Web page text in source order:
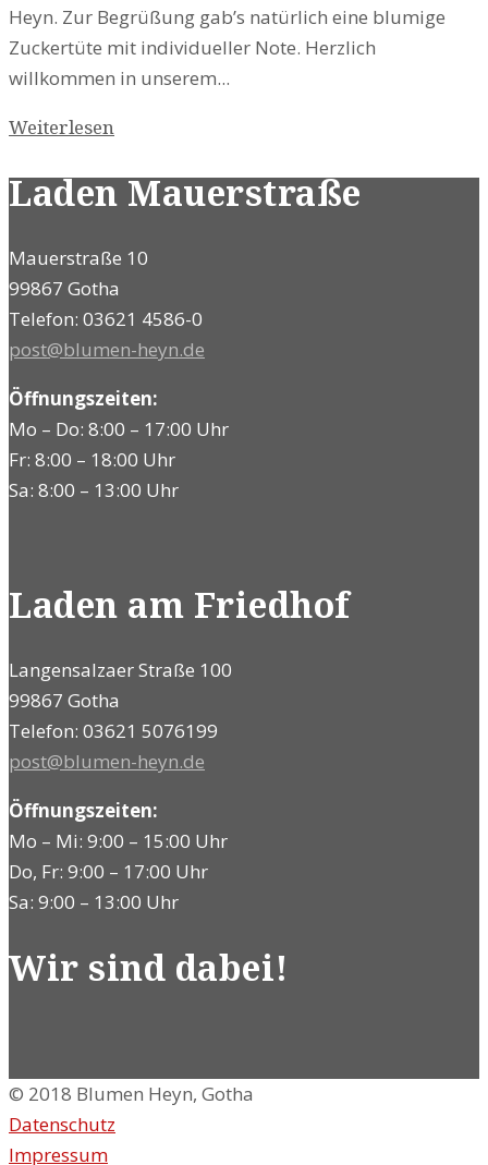
Heyn. Zur Begrüßung gab’s natürlich eine blumige
Zuckertüte mit individueller Note. Herzlich
willkommen in unserem...
Weiterlesen
Laden Mauerstraße
Mauerstraße 10
99867 Gotha
Telefon: 03621 4586-0
post@blumen-heyn.de
Öffnungszeiten:
Mo – Do: 8:00 – 17:00 Uhr
Fr: 8:00 – 18:00 Uhr
Sa: 8:00 – 13:00 Uhr
Laden am Friedhof
Langensalzaer Straße 100
99867 Gotha
Telefon: 03621 5076199
post@blumen-heyn.de
Öffnungszeiten:
Mo – Mi: 9:00 – 15:00 Uhr
Do, Fr: 9:00 – 17:00 Uhr
Sa: 9:00 – 13:00 Uhr
Wir sind dabei!
© 2018 Blumen Heyn, Gotha
Datenschutz
Impressum